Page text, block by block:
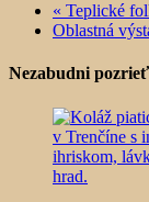
« Teplické
Oblastná
Nezabudni pozrieť